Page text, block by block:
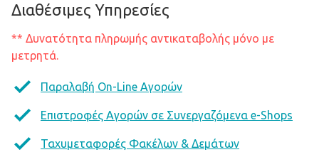
Διαθέσιμες Υπηρεσίες
** Δυνατότητα πληρωμής αντικαταβολής μόνο με
μετρητά.
Παραλαβή On-Line Αγορών
Επιστροφές Αγορών σε Συνεργαζόμενα e-Shops
Ταχυμεταφορές Φακέλων & Δεμάτων